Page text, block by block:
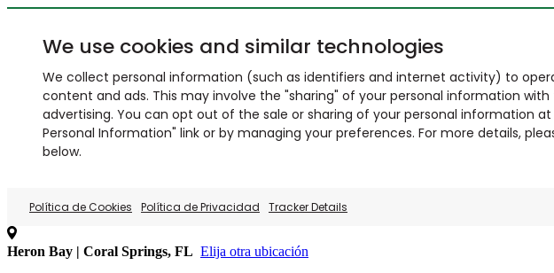
We use cookies and similar technologies
We collect personal information (such as identifiers and internet activity) to
content and ads. This may involve the "sharing" of your personal information
advertising. You can opt out of the sale or sharing of your personal information
Personal Information" link or by managing your preferences. For more details,
below.
Política de Cookies Política de Privacidad Tracker Details
Heron Bay | Coral Springs, FL Elija otra ubicación